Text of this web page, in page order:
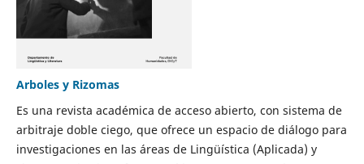
Arboles y Rizomas
Es una revista académica de acceso abierto, con sistema de
arbitraje doble ciego, que ofrece un espacio de diálogo para
investigaciones en las áreas de Lingüística (Aplicada) y